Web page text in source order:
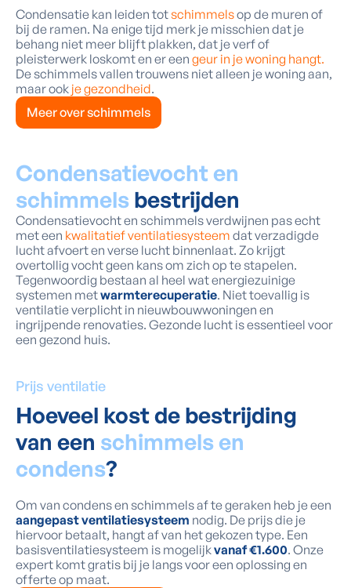
Condensatie kan leiden totschimmelsop de muren of
bij de ramen. Na enige tijd merk je misschien dat je
behang niet meer blijft plakken, dat je verf of
pleisterwerk loskomt en er een geur in je woning hangt.
De schimmels vallen trouwens niet alleen je woning aan,
maar ook je gezondheid.
Meer over schimmels
Condensatievocht en
schimmels bestrijden
Condensatievocht en schimmels verdwijnen pas echt
met een kwalitatief ventilatiesysteem dat verzadigde
lucht afvoert en verse lucht binnenlaat. Zo krijgt
overtollig vocht geen kans om zich op te stapelen.
Tegenwoordig bestaan al heel wat energiezuinige
systemen metwarmterecuperatie. Niet toevallig is
ventilatie verplicht in nieuwbouwwoningen en
ingrijpende renovaties. Gezonde lucht is essentieel voor
een gezond huis.
Prijs ventilatie
Hoeveel kost de bestrijding
van een schimmels en
condens?
Om van condens en schimmels af te geraken heb je een
aangepast ventilatiesysteem nodig. De prijs die je
hiervoor betaalt, hangt af van het gekozen type. Een
basisventilatiesysteem is mogelijkvanaf €1.600. Onze
expert komt gratis bij je langs voor een oplossing en
offerte op maat.